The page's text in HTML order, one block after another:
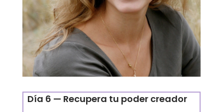
Día 6 — Recupera tu poder creador